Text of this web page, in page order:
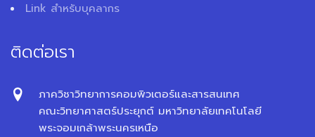
Link สำหรับบุคลากร
ติดต่อเรา
ภาควิชาวิทยาการคอมพิวเตอร์และสารสนเทศ
คณะวิทยาศาสตร์ประยุกต์ มหาวิทยาลัยเทคโนโลยี
พระจอมเกล้าพระนครเหนือ